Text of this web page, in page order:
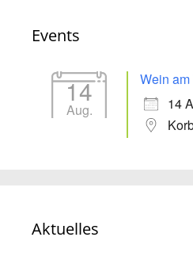
Events
14
Aug.
Wein am
14
Aktuelles